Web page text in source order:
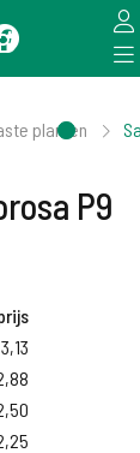
planten
P9
3,13